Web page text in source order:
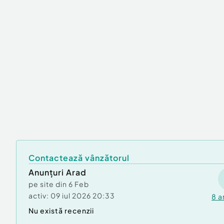
Contactează vânzătorul
Anunțuri Arad
pe site din 6 Feb
activ: 09 iul 2026 20:33 8
Nu există recenzii